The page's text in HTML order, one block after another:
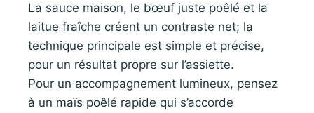
La sauce maison, le bœuf juste poêlé et la
laitue fraîche créent un contraste net; la
technique principale est simple et précise,
pour un résultat propre sur l’assiette.
Pour un accompagnement lumineux, pensez
à un maïs poêlé rapide qui s’accorde